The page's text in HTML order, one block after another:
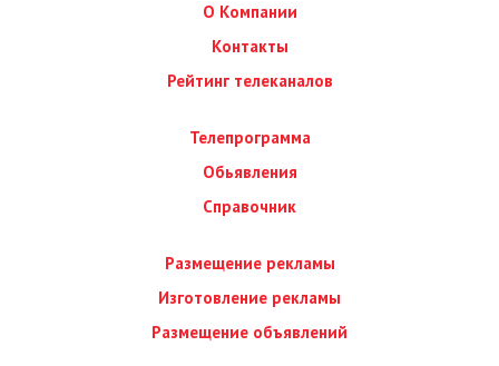
О Компании
Контакты
Рейтинг телеканалов
Телепрограмма
Обьявления
Справочник
Размещение рекламы
Изготовление рекламы
Размещение объявлений